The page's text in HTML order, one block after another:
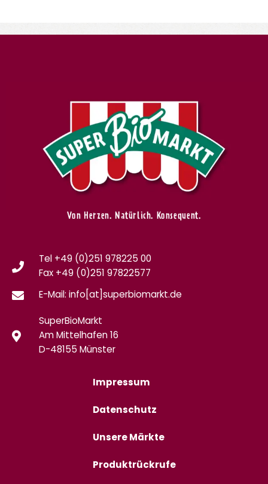
Von Herzen. Natürlich. Konsequent.
Tel +49 (0)251 978225 00
Fax +49 (0)251 97822577
E-Mail: info[at]superbiomarkt.de
SuperBioMarkt
Am Mittelhafen 16
D-48155 Münster
Impressum
Datenschutz
Unsere Märkte
Produktrückrufe